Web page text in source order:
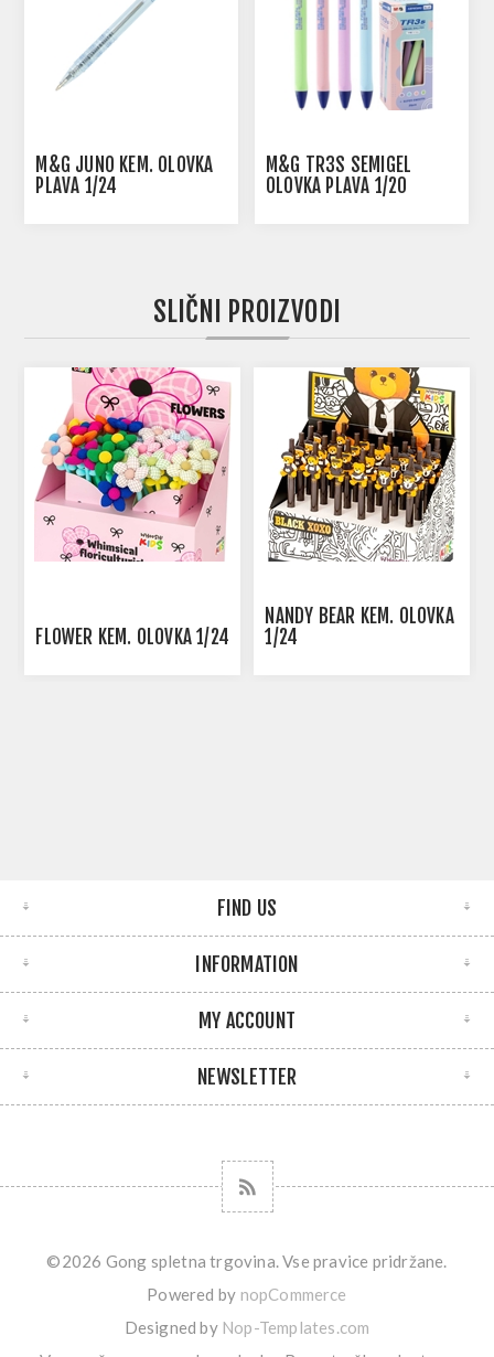
M&G JUNO KEM. OLOVKA
PLAVA 1/24
M&G TR3S SEMIGEL
OLOVKA PLAVA 1/20
SLIČNI PROIZVODI
FLOWER KEM. OLOVKA 1/24
NANDY BEAR KEM. OLOVKA
1/24
FIND US
INFORMATION
MY ACCOUNT
NEWSLETTER
©2026 Gong spletna trgovina. Vse pravice pridržane.
Powered by nopCommerce
Designed by Nop-Templates.com